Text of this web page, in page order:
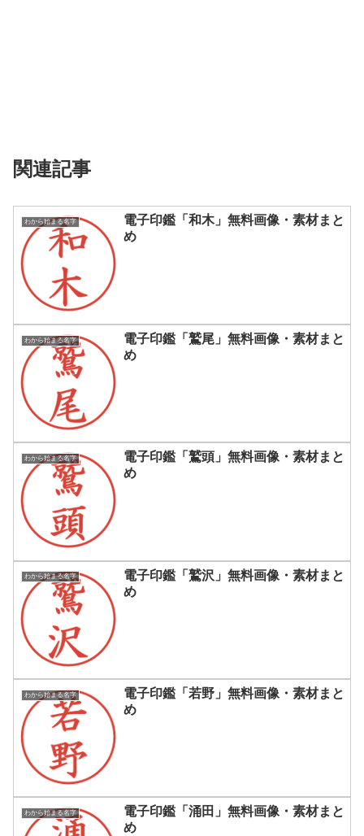
関連記事
わから始まる名字
電子印鑑「和木」無料画像・素材まと
め
わから始まる名字
電子印鑑「鷲尾」無料画像・素材まと
め
わから始まる名字
電子印鑑「鷲頭」無料画像・素材まと
め
わから始まる名字
電子印鑑「鷲沢」無料画像・素材まと
め
わから始まる名字
電子印鑑「若野」無料画像・素材まと
め
わから始まる名字
電子印鑑「涌田」無料画像・素材まと
め